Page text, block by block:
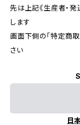
先は上記《生産者・発
します
画面下側の「特定商
さい
日